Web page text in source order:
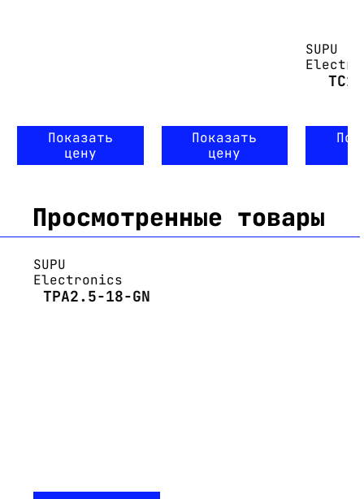
Показать
цену
Показать
цену
SUPU
Просмотренные товары
SUPU
Electronics
TPA2.5-18-GN